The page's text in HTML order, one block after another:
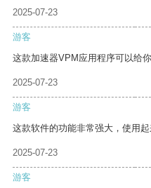
2025-07-23
游客
这款加速器VPM应用程序可以给
2025-07-23
游客
这款软件的功能非常强大，使用起
2025-07-23
游客